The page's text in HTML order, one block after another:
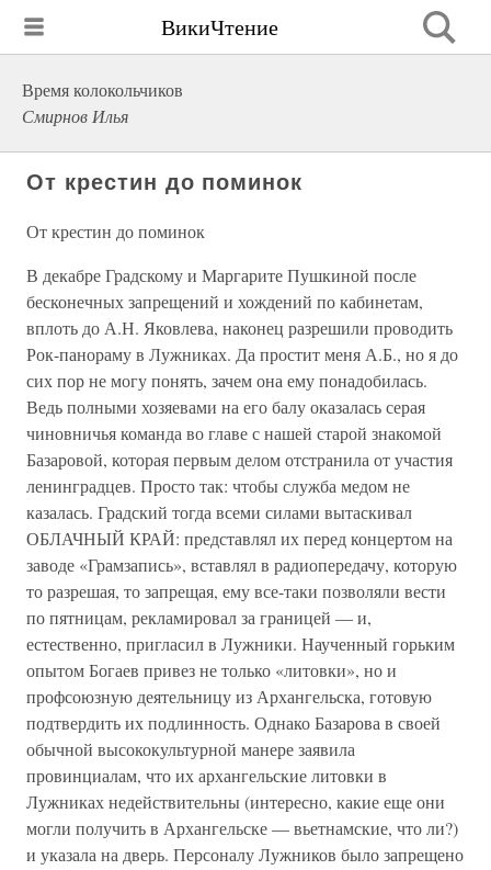
ВикиЧтение
Время колокольчиков
Смирнов Илья
От крестин до поминок
От крестин до поминок
В декабре Градскому и Маргарите Пушкиной после
бесконечных запрещений и хождений по кабинетам,
вплоть до А.Н. Яковлева, наконец разрешили проводить
Рок-панораму в Лужниках. Да простит меня А.Б., но я до
сих пор не могу понять, зачем она ему понадобилась.
Ведь полными хозяевами на его балу оказалась серая
чиновничья команда во главе с нашей старой знакомой
Базаровой, которая первым делом отстранила от участия
ленинградцев. Просто так: чтобы служба медом не
казалась. Градский тогда всеми силами вытаскивал
ОБЛАЧНЫЙ КРАЙ: представлял их перед концертом на
заводе «Грамзапись», вставлял в радиопередачу, которую
то разрешая, то запрещая, ему все-таки позволяли вести
по пятницам, рекламировал за границей — и,
естественно, пригласил в Лужники. Наученный горьким
опытом Богаев привез не только «литовки», но и
профсоюзную деятельницу из Архангельска, готовую
подтвердить их подлинность. Однако Базарова в своей
обычной высококультурной манере заявила
провинциалам, что их архангельские литовки в
Лужниках недействительны (интересно, какие еще они
могли получить в Архангельске — вьетнамские, что ли?)
и указала на дверь. Персоналу Лужников было запрещено